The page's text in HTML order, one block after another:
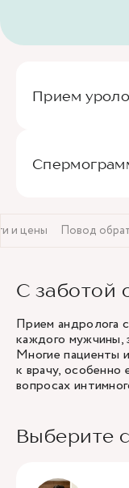
Прием
и цены Повод
С заботой
Прием андролога
каждого мужчины,
Многие пациенты
к врачу,
вопросах
Выберите